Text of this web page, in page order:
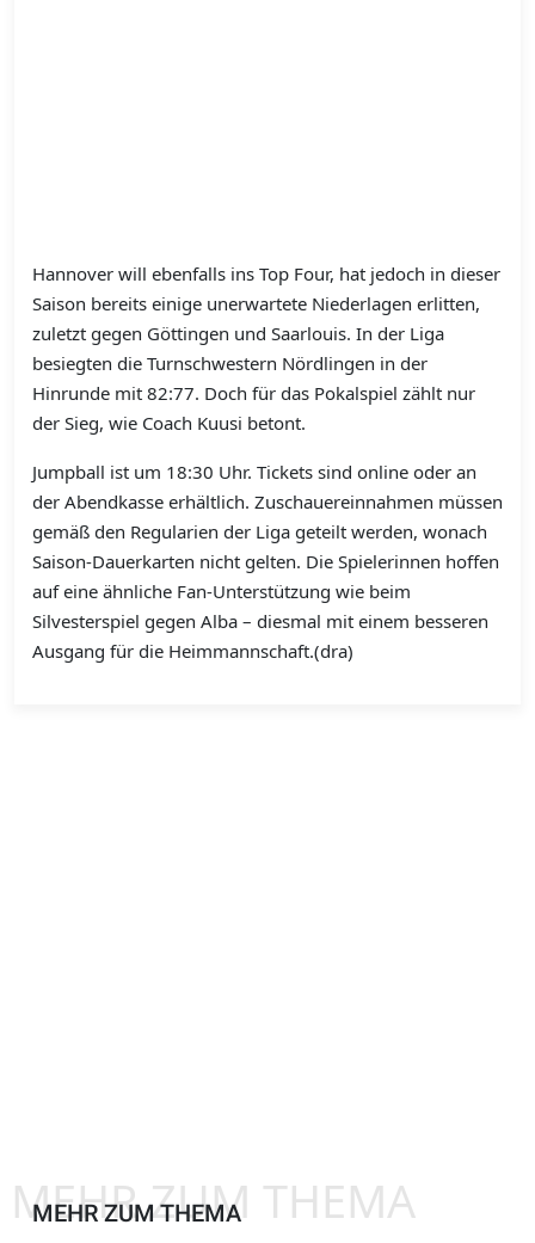
Hannover will ebenfalls ins Top Four, hat jedoch in dieser
Saison bereits einige unerwartete Niederlagen erlitten,
zuletzt gegen Göttingen und Saarlouis. In der Liga
besiegten die Turnschwestern Nördlingen in der
Hinrunde mit 82:77. Doch für das Pokalspiel zählt nur
der Sieg, wie Coach Kuusi betont.
Jumpball ist um 18:30 Uhr. Tickets sind online oder an
der Abendkasse erhältlich. Zuschauereinnahmen müssen
gemäß den Regularien der Liga geteilt werden, wonach
Saison-Dauerkarten nicht gelten. Die Spielerinnen hoffen
auf eine ähnliche Fan-Unterstützung wie beim
Silvesterspiel gegen Alba – diesmal mit einem besseren
Ausgang für die Heimmannschaft.(dra)
MEHR ZUM THEMA
MEHR ZUM THEMA